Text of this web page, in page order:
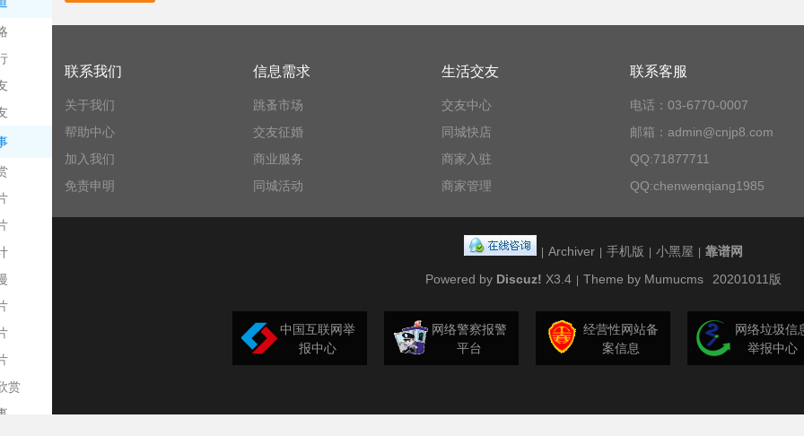
赏
联系我们
关于我们
帮助中心
加入我们
免责申明
信息需求
跳蚤市场
交友征婚
商业服务
同城活动
生活交友
交友中心
同城快店
商家入驻
商家管理
联系客服
电话：03-6770-0007
邮箱：admin@cnjp8.com
QQ:71877711
QQ:chenwenqiang1985
Archiver 手机版 小黑屋
靠谱网
Powered by Discuz! X3.4 Theme by Mumucms 20201011版
中国互联网举
报中心
网络警察报警
平台
经营性网站备
案信息
网络垃圾信
举报中心